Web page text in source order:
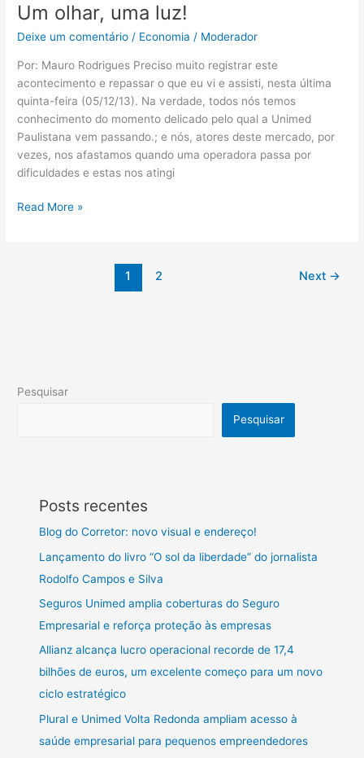
Um olhar, uma luz!
Deixe um comentário / Economia / Moderador
Por: Mauro Rodrigues Preciso muito registrar este
acontecimento e repassar o que eu vi e assisti, nesta última
quinta-feira (05/12/13). Na verdade, todos nós temos
conhecimento do momento delicado pelo qual a Unimed
Paulistana vem passando.; e nós, atores deste mercado, por
vezes, nos afastamos quando uma operadora passa por
dificuldades e estas nos atingi
Um
uma
luz!
Read More »
1 2 Next →
Pesquisar
Pesquisar
Posts recentes
Blog do Corretor: novo visual e endereço!
Lançamento do livro “O sol da liberdade” do jornalista
Rodolfo Campos e Silva
Seguros Unimed amplia coberturas do Seguro
Empresarial e reforça proteção às empresas
Allianz alcança lucro operacional recorde de 17,4
bilhões de euros, um excelente começo para um novo
ciclo estratégico
Plural e Unimed Volta Redonda ampliam acesso à
saúde empresarial para pequenos empreendedores